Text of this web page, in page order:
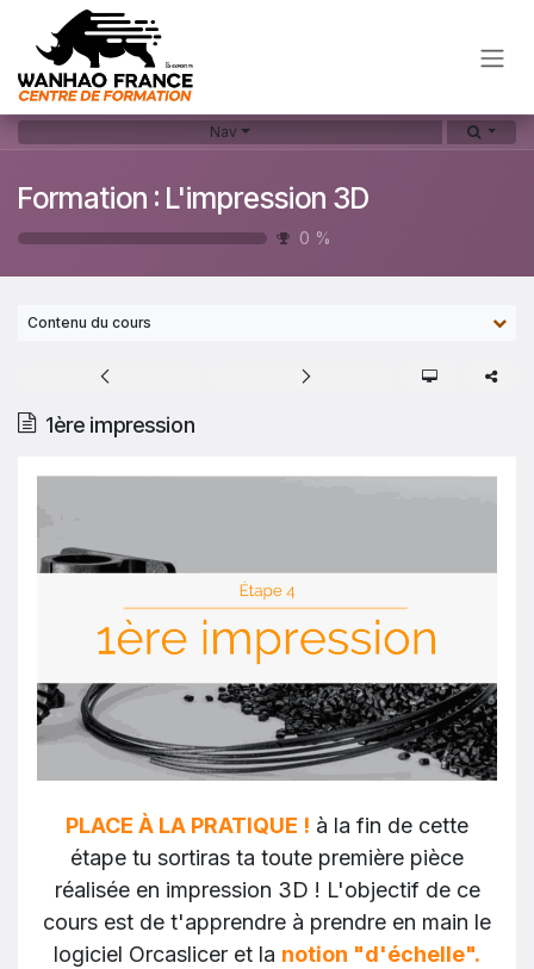
Se rendre au contenu
Nav
Formation : L'impression 3D
0 %
Contenu du cours
1ère impression
PLACE À LA PRATIQUE ! à la fin de cette
étape tu sortiras ta toute première pièce
réalisée en impression 3D ! L'objectif de ce
cours est de t'apprendre à prendre en main le
logiciel Orcaslicer et la notion "d'échelle".